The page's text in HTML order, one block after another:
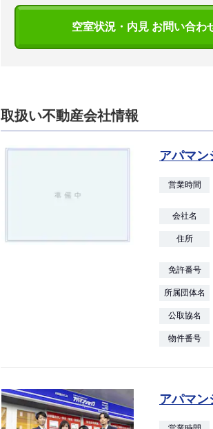
空室状況・内見 お問い合わ
取扱い不動産会社情報
アパマン
営業時間
会社名
住所
免許番号
所属団体名
公取協名
物件番号
アパマン